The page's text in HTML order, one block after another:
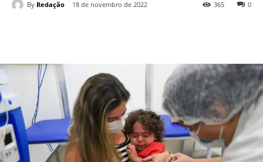
By Redação 18 de novembro de 2022 0
365